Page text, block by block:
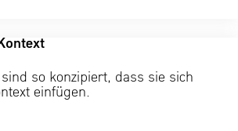
so konzipiert, dass sie sich
einfügen.